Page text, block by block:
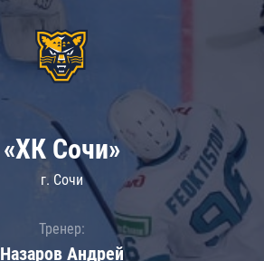
«ХК Сочи»
г. Сочи
Тренер:
Назаров Андрей